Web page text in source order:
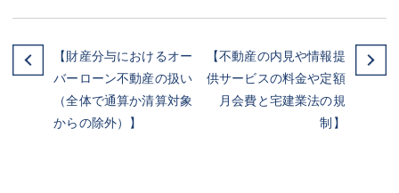
【財産分与におけるオー
バーローン不動産の扱い
（全体で通算か清算対象
からの除外）】
【不動産の内見や情報提
供サービスの料金や定額
月会費と宅建業法の規
制】